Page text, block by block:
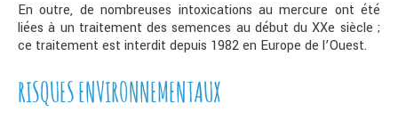
En outre, de nombreuses intoxications au mercure ont été
liées à un traitement des semences au début du XXe siècle ;
ce traitement est interdit depuis 1982 en Europe de l’Ouest.
RISQUES ENVIRONNEMENTAUX